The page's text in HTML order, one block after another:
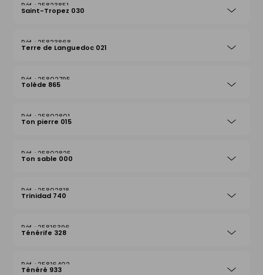
25823851
Saint-Tropez 030
25823868
Terre de Languedoc 021
25802795
Tolède 865
25802801
Ton pierre 015
25802825
Ton sable 000
25802818
Trinidad 740
25816396
Ténérife 328
25816402
Ténéré 933